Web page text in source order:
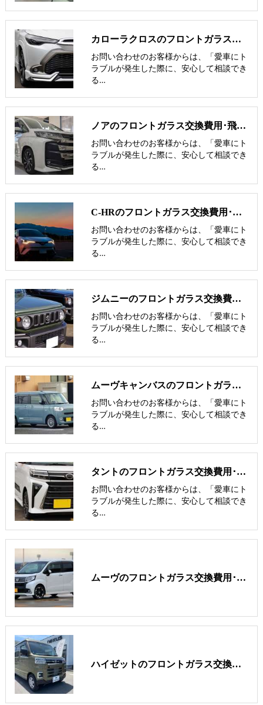
カローラクロスのフロントガラス交換費用･飛び石修理費用･低価格ガラス
お問い合わせのお客様からは、「愛車にト
ラブルが発生した際に、安心して相談でき
る…
ノアのフロントガラス交換費用･飛び石修理費用･低価格ガラス紹介
お問い合わせのお客様からは、「愛車にト
ラブルが発生した際に、安心して相談でき
る…
C-HRのフロントガラス交換費用･飛び石修理費用･低価格ガラス紹介
お問い合わせのお客様からは、「愛車にト
ラブルが発生した際に、安心して相談でき
る…
ジムニーのフロントガラス交換費用･飛び石修理費用･低価格ガラス紹介
お問い合わせのお客様からは、「愛車にト
ラブルが発生した際に、安心して相談でき
る…
ムーヴキャンバスのフロントガラス交換費用･飛び石修理費用･低価格ガラス
お問い合わせのお客様からは、「愛車にト
ラブルが発生した際に、安心して相談でき
る…
タントのフロントガラス交換費用･飛び石修理費用･低価格ガラス紹介
お問い合わせのお客様からは、「愛車にト
ラブルが発生した際に、安心して相談でき
る…
ムーヴのフロントガラス交換費用･飛び石修理費用･低価格ガラス紹介
ハイゼットのフロントガラス交換費用･飛び石修理費用･低価格ガラス